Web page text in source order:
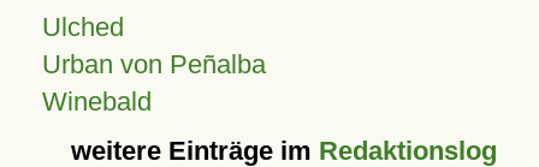
Ulched
Urban von Peñalba
Winebald
weitere Einträge im Redaktionslog